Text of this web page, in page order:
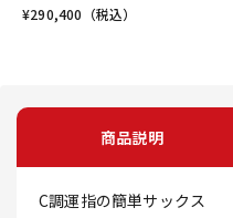
¥290,400 （税込）
商品説明
C調運指の簡単サックス